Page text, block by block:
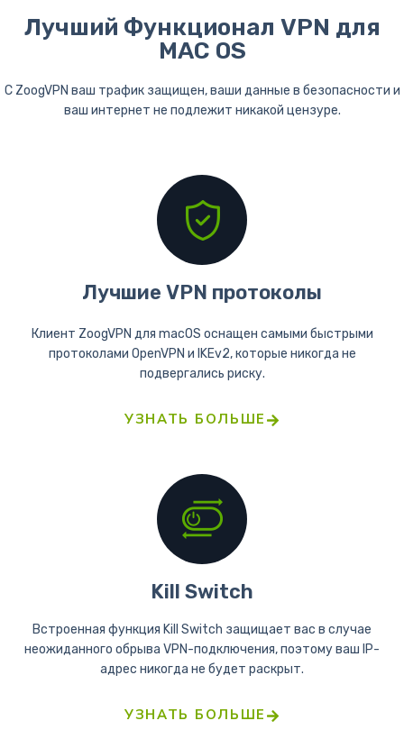
Лучший Функционал VPN для
MAC OS
С ZoogVPN ваш трафик защищен, ваши данные в безопасности и
ваш интернет не подлежит никакой цензуре.
Лучшие VPN протоколы
Клиент ZoogVPN для macOS оснащен самыми быстрыми
протоколами OpenVPN и IKEv2, которые никогда не
подвергались риску.
УЗНАТЬ БОЛЬШЕ
Kill Switch
Встроенная функция Kill Switch защищает вас в случае
неожиданного обрыва VPN-подключения, поэтому ваш IP-
адрес никогда не будет раскрыт.
УЗНАТЬ БОЛЬШЕ